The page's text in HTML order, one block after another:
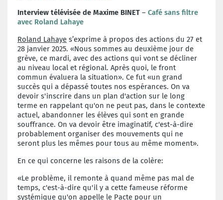
Interview télévisée de Maxime BINET – Café sans filtre
avec Roland Lahaye
Roland Lahaye s’exprime à propos des actions du 27 et
28 janvier 2025. «Nous sommes au deuxième jour de
grève, ce mardi, avec des actions qui vont se décliner
au niveau local et régional. Après quoi, le front
commun évaluera la situation». Ce fut «un grand
succès qui a dépassé toutes nos espérances. On va
devoir s'inscrire dans un plan d'action sur le long
terme en rappelant qu'on ne peut pas, dans le contexte
actuel, abandonner les élèves qui sont en grande
souffrance. On va devoir être imaginatif, c'est-à-dire
probablement organiser des mouvements qui ne
seront plus les mêmes pour tous au même moment».
En ce qui concerne les raisons de la colère:
«Le problème, il remonte à quand même pas mal de
temps, c'est-à-dire qu'il y a cette fameuse réforme
systémique qu'on appelle le Pacte pour un